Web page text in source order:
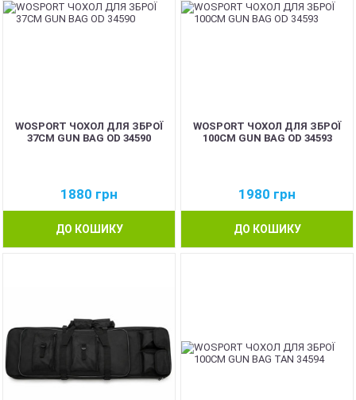
WOSPORT ЧОХОЛ ДЛЯ ЗБРОЇ
37CM GUN BAG OD 34590
1880 грн
ДО КОШИКУ
WOSPORT ЧОХОЛ ДЛЯ ЗБРОЇ
100CM GUN BAG OD 34593
1980 грн
ДО КОШИКУ